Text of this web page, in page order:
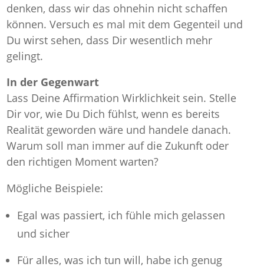
denken, dass wir das ohnehin nicht schaffen
können. Versuch es mal mit dem Gegenteil und
Du wirst sehen, dass Dir wesentlich mehr
gelingt.
In der Gegenwart
Lass Deine Affirmation Wirklichkeit sein. Stelle
Dir vor, wie Du Dich fühlst, wenn es bereits
Realität geworden wäre und handele danach.
Warum soll man immer auf die Zukunft oder
den richtigen Moment warten?
Mögliche Beispiele:
Egal was passiert, ich fühle mich gelassen
und sicher
Für alles, was ich tun will, habe ich genug